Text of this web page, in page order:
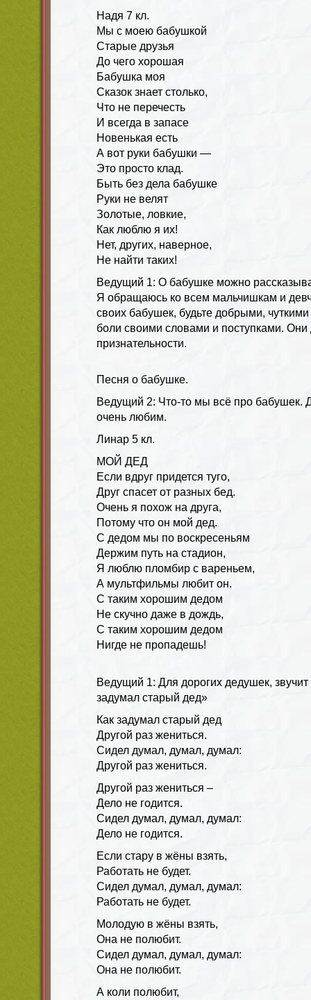
Надя 7 кл.
Мы с моею бабушкой
Старые друзья
До чего хорошая
Бабушка моя
Сказок знает столько,
Что не перечесть
И всегда в запасе
Новенькая есть
А вот руки бабушки —
Это просто клад.
Быть без дела бабушке
Руки не велят
Золотые, ловкие,
Как люблю я их!
Нет, других, наверное,
Не найти таких!
Ведущий 1: О бабушке можно
Я обращаюсь ко всем мальчишкам и
своих бабушек, будьте добрыми,
боли своими словами и поступками.
признательности.
Песня о бабушке.
Ведущий 2: Что-то мы всё про бабушек.
очень любим.
Линар 5 кл.
МОЙ ДЕД
Если вдруг придется туго,
Друг спасет от разных бед.
Очень я похож на друга,
Потому что он мой дед.
С дедом мы по воскресеньям
Держим путь на стадион,
Я люблю пломбир с вареньем,
А мультфильмы любит он.
С таким хорошим дедом
Не скучно даже в дождь,
С таким хорошим дедом
Нигде не пропадешь!
Ведущий 1: Для дорогих дедушек,
задумал старый дед»
Как задумал старый дед
Другой раз жениться.
Сидел думал, думал, думал:
Другой раз жениться.
Другой раз жениться –
Дело не годится.
Сидел думал, думал, думал:
Дело не годится.
Если стару в жёны взять,
Работать не будет.
Сидел думал, думал, думал:
Работать не будет.
Молодую в жёны взять,
Она не полюбит.
Сидел думал, думал, думал:
Она не полюбит.
А коли полюбит,